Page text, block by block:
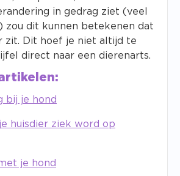
in gedrag ziet (veel
zou dit kunnen betekenen dat
zit. Dit hoef je niet altijd te
direct naar een dierenarts.
bij je hond
huisdier ziek word op
je hond